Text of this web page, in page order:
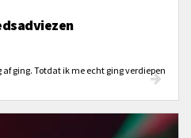
ging. Totdat ik me echt ging verdiepen